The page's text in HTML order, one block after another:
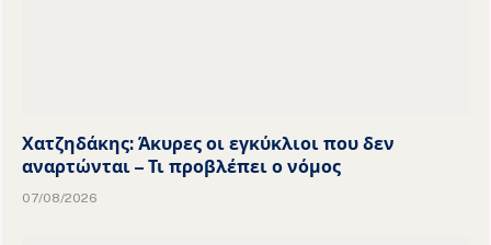
Χατζηδάκης: Άκυρες οι εγκύκλιοι που δεν
αναρτώνται – Τι προβλέπει ο νόμος
07/08/2026